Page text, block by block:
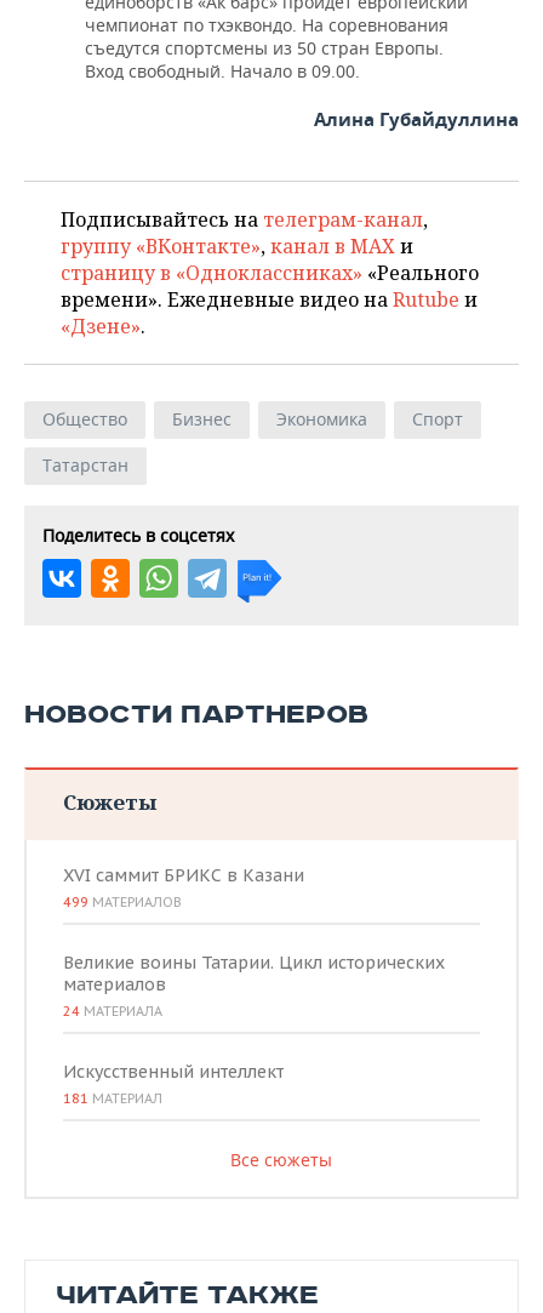
чемпионат по тхэквондо. На соревнования
съедутся спортсмены из 50 стран Европы.
Вход свободный. Начало в 09.00.
Алина Губайдуллина
Подписывайтесь на телеграм-канал,
группу «ВКонтакте»,канал в MAXи
страницу в «Одноклассниках» «Реального
времени». Ежедневные видео наRutube и
«Дзене».
Общество Бизнес Экономика
Спорт
Татарстан
Поделитесь в соцсетях
НОВОСТИ ПАРТНЕРОВ
Сюжеты
XVI саммит БРИКС в Казани
499 МАТЕРИАЛОВ
Великие воины Татарии. Цикл исторических
материалов
24 МАТЕРИАЛА
Искусственный интеллект
181 МАТЕРИАЛ
Все сюжеты
ЧИТАЙТЕ ТАКЖЕ